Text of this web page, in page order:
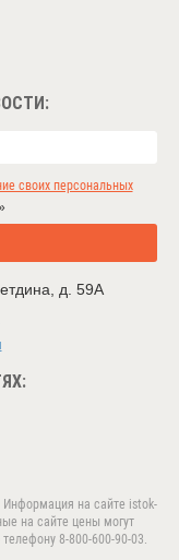
своих персональных
д. 59А
на сайте istok-
на сайте цены могут
8-800-600-90-03.